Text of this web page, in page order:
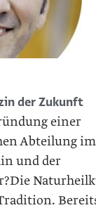
der ­Zukunft
einer
Abteilung
und der